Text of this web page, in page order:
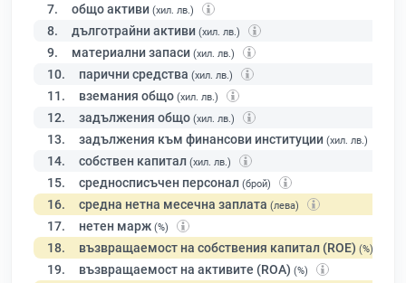
7. общо активи (хил. лв.)
8. дълготрайни активи (хил. лв.)
9. материални запаси (хил. лв.)
10. парични средства (хил. лв.)
11. вземания общо (хил. лв.)
12. задължения общо (хил. лв.)
13. задължения към финансови институции (хил. лв.)
14. собствен капитал (хил. лв.)
15. средносписъчен персонал (брой)
16. средна нетна месечна заплата (лева)
17. нетен марж (%)
18. възвращаемост на собствения капитал (ROE) (%)
19. възвращаемост на активите (ROA) (%)